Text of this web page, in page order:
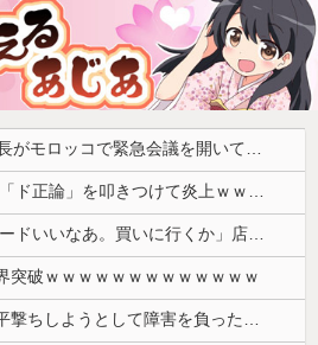
海外「観念しろ」FIFA会長がモロッコで緊急会議を開いて海外大騒ぎ！（海外の反応）
【悲報】 有吉、一般人に「ド正論」を叩きつけて炎上ｗｗｗｗｗｗｗｗ
【画像】 ワイ「アルファードいいなあ。買いに行くか」店員「ほいっ見積もりな！」ワイ「金額おかしくね？」←お前らもそう思うよな？？？？？
突破ｗｗｗｗｗｗｗｗｗｗｗｗｗ
【動画】仲間に花火を水平撃ちしようとして障害を負ったかもしれない事故。